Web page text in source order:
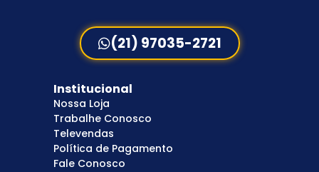
(21) 97035-2721
Institucional
Nossa Loja
Trabalhe Conosco
Televendas
Política de Pagamento
Fale Conosco